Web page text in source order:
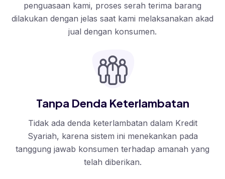
penguasaan kami, proses serah terima barang
dilakukan dengan jelas saat kami melaksanakan akad
jual dengan konsumen.
Tanpa Denda Keterlambatan
Tidak ada denda keterlambatan dalam Kredit
Syariah, karena sistem ini menekankan pada
tanggung jawab konsumen terhadap amanah yang
telah diberikan.